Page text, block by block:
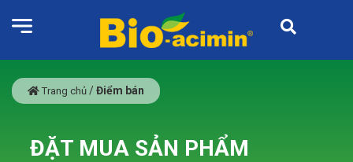
Trang chủ /Điểm bán
ĐẶT MUA SẢN PHẨM